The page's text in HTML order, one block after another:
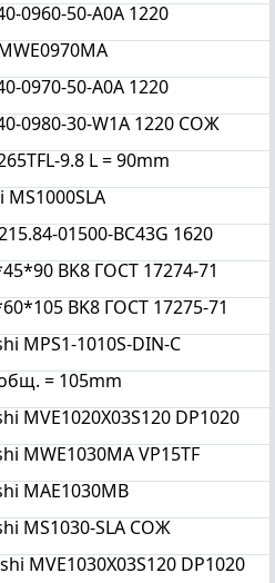
0960-50-A0A 1220
0970-50-A0A 1220
0980-30-W1A 1220 СОЖ
9.8 L = 90mm
01500-BC43G 1620
BK8 ГОСТ 17274-71
BK8 ГОСТ 17275-71
MPS1-1010S-DIN-C
= 105mm
MVE1020X03S120 DP1020
MWE1030MA VP15TF
MAE1030MB
MS1030-SLA СОЖ
MVE1030X03S120 DP1020